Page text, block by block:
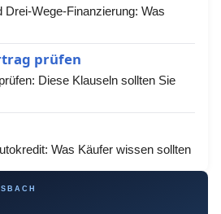
Drei-Wege-Finanzierung: Was
prüfen
Diese Klauseln sollten Sie
Was Käufer wissen sollten